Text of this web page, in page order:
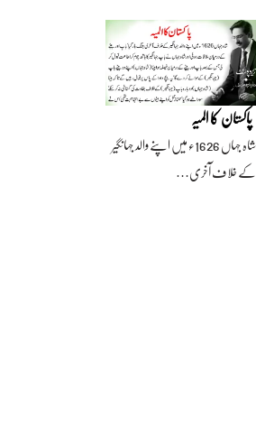
پاکستان کا المیہ
شاہ جہاں 1626ء میں اپنے والد جہانگیر
کے خلاف آخری…